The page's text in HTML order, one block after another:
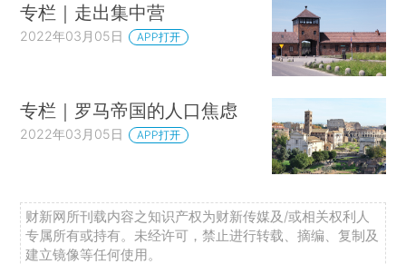
专栏｜走出集中营
2022年03月05日 APP打开
专栏｜罗马帝国的人口焦虑
2022年03月05日 APP打开
财新网所刊载内容之知识产权为财新传媒及/或相关权利人
专属所有或持有。未经许可，禁止进行转载、摘编、复制及
建立镜像等任何使用。